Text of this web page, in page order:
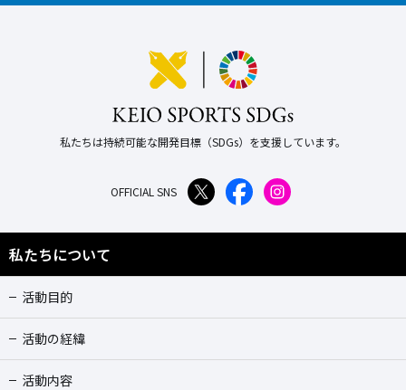
私たちは持続可能な開発目標（SDGs）を支援しています。
OFFICIAL SNS
私たちについて
活動目的
活動の経緯
活動内容